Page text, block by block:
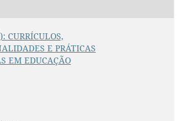
CURRÍCULOS,
E PRÁTICAS
EM EDUCAÇÃO